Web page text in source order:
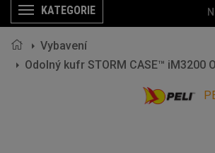
MenuKATEGORIE
Vybavení
Odolný kufr STORM CASE™ iM3200